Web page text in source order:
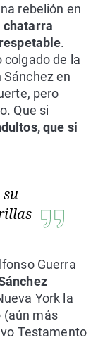
rebelión en
chatarra
.
colgado de la
en
pero
Que si
que si
Guerra
York la
(aún más
Testamento